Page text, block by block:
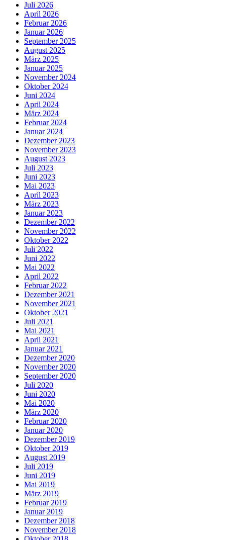
Juli 2026
April 2026
Februar 2026
Januar 2026
September 2025
August 2025
März 2025
Januar 2025
November 2024
Oktober 2024
Juni 2024
April 2024
März 2024
Februar 2024
Januar 2024
Dezember 2023
November 2023
August 2023
Juli 2023
Juni 2023
Mai 2023
April 2023
März 2023
Januar 2023
Dezember 2022
November 2022
Oktober 2022
Juli 2022
Juni 2022
Mai 2022
April 2022
Februar 2022
Dezember 2021
November 2021
Oktober 2021
Juli 2021
Mai 2021
April 2021
Januar 2021
Dezember 2020
November 2020
September 2020
Juli 2020
Juni 2020
Mai 2020
März 2020
Februar 2020
Januar 2020
Dezember 2019
Oktober 2019
August 2019
Juli 2019
Juni 2019
Mai 2019
März 2019
Februar 2019
Januar 2019
Dezember 2018
November 2018